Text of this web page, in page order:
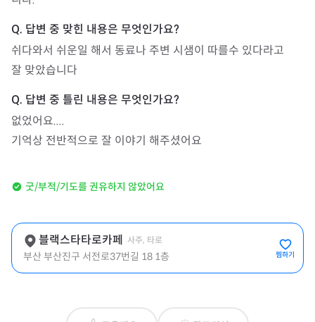
쉬다와서 쉬운일 해서 동료나 주변 시샘이 따를수 있다라고
잘 맞았습니다
없었어요....
기억상 전반적으로 잘 이야기 해주셨어요
굿/부적/기도를 권유하지 않았어요
블랙스타타로카페 사주, 타로
부산 부산진구 서전로37번길 18 1층 찜하기